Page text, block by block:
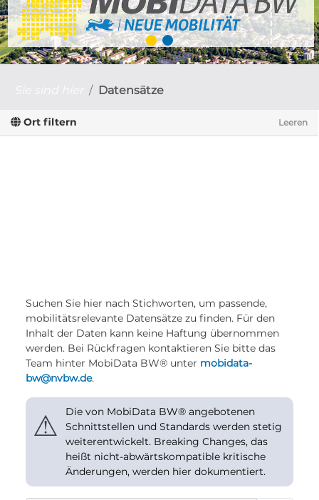
Datensätze
Ort filtern Leeren
Suchen Sie hier nach Stichworten, um passende,
mobilitätsrelevante Datensätze zu finden. Für den
Inhalt der Daten kann keine Haftung übernommen
werden. Bei Rückfragen kontaktieren Sie bitte das
Team hinter MobiData BW® unter mobidata-
bw@nvbw.de.
⚠
Die von MobiData BW® angebotenen
Schnittstellen und Standards werden stetig
weiterentwickelt. Breaking Changes, das
heißt nicht-abwärtskompatible kritische
Änderungen, werden hier dokumentiert.